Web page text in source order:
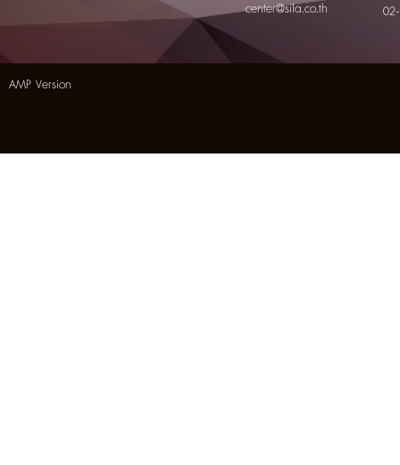
center@sila.co.th
AMP Version